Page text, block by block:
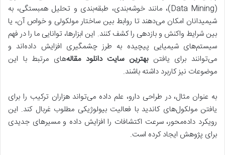
(Data Mining)، مانند خوشه‌بندی، طبقه‌بندی و تحلیل همبستگی، به
شیمیدانان امکان می‌دهند تا روابط بین ساختار مولکولی و خواص آن، یا
بین شرایط واکنش و بازدهی را کشف کنند. این ابزارها، توانایی ما را در فهم
سیستم‌های شیمیایی پیچیده به طرز چشمگیری افزایش داده‌اند و
می‌توانند برای یافتنبهترین سایت دانلود مقاله‌های مرتبط با این
موضوعات نیز کاربرد داشته باشند.
به عنوان مثال، در طراحی دارو، علم داده می‌تواند هزاران ترکیب را برای
یافتن مولکول‌های کاندید با فعالیت بیولوژیکی مطلوب غربال کند. این
رویکرد داده‌محور، سرعت اکتشافات را افزایش داده و مسیرهای جدیدی
برای پژوهش ایجاد کرده است.